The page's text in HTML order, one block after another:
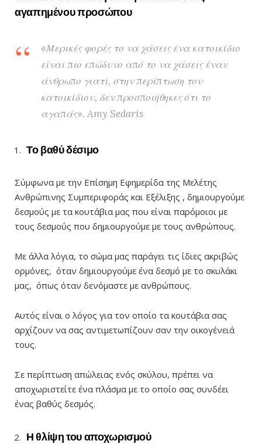
αγαπημένου προσώπου
«Μερικές φορές το να χάσεις ένα κατοικίδιο
είναι πιο επώδυνο από το να χάσεις έναν
άνθρωπο γιατί, στην περίπτωση του
κατοικίδιου, δεν προσποιήθηκες ότι το
αγαπάς». Amy Sedaris
Το βαθύ δέσιμο
Σύμφωνα με την Επίσημη Εφημερίδα της Μελέτης
Ανθρώπινης Συμπεριφοράς και Εξέλιξης , δημιουργούμε
δεσμούς με τα κουτάβια μας που είναι παρόμοιοι με
τους δεσμούς που δημιουργούμε με τους ανθρώπους.
Με άλλα λόγια, το σώμα μας παράγει τις ίδιες ακριβώς
ορμόνες, όταν δημιουργούμε ένα δεσμό με το σκυλάκι
μας, όπως όταν δενόμαστε με ανθρώπους.
Αυτός είναι ο λόγος για τον οποίο τα κουτάβια σας
αρχίζουν να σας αντιμετωπίζουν σαν την οικογένειά
τους.
Σε περίπτωση απώλειας ενός σκύλου, πρέπει να
αποχωριστείτε ένα πλάσμα με το οποίο σας συνδέει
ένας βαθύς δεσμός.
Η θλίψη του αποχωρισμού